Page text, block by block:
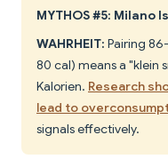
MYTHOS #5: Milano
WAHRHEIT: Pairing
80 cal) means a "klein
Kalorien. Research
lead to
signals effectively.